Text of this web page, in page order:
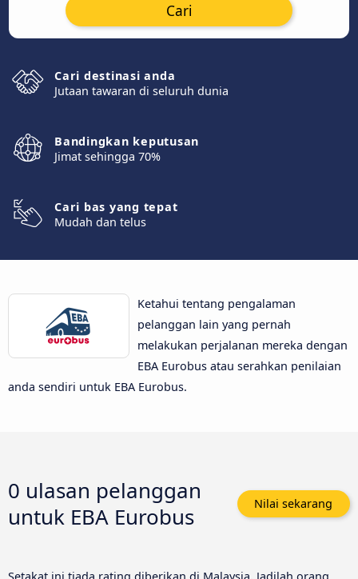
Cari
Cari destinasi anda
Jutaan tawaran di seluruh dunia
Bandingkan keputusan
Jimat sehingga 70%
Cari bas yang tepat
Mudah dan telus
Ketahui tentang pengalaman
pelanggan lain yang pernah
melakukan perjalanan mereka dengan
EBA Eurobus atau serahkan penilaian
anda sendiri untuk EBA Eurobus.
0 ulasan pelanggan
untuk EBA Eurobus Nilai sekarang
Setakat ini tiada rating diberikan di Malaysia. Jadilah orang